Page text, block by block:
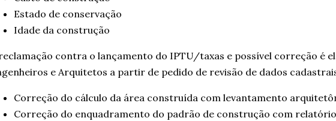
Estado de conservação
Idade da construção
contra o lançamento do IPTU/taxas e possível correção é
e Arquitetos a partir de pedido de revisão de dados
Correção do cálculo da área construída com levantamento
Correção do enquadramento do padrão de construção com